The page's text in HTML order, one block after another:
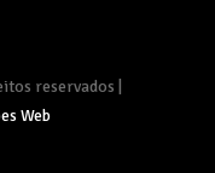
reservados |